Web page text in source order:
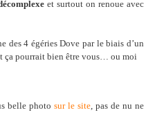
et surtout on renoue avec
des 4 égéries Dove par le biais d’un
ça pourrait bien être vous… ou moi
belle photo sur le site, pas de nu ne